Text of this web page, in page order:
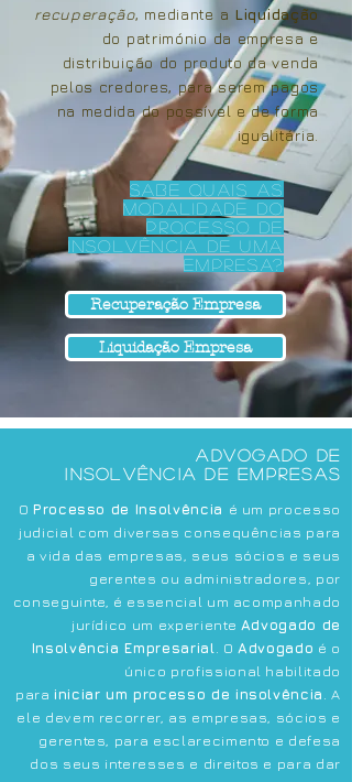
recuperação, mediante a Liquidação
do património da empresa e
distribuição do produto da venda
pelos credores, para serem pagos
na medida do possível e de forma
igualitária.
Sabe quais as
Modalidade do
processo de
insolvência de uma
empresa?
Recuperação Empresa
Liquidação Empresa
Advogado de
Insolvência de Empresas
O Processo de Insolvência é um processo
judicial com diversas consequências para
a vida das empresas, seus sócios e seus
gerentes ou administradores, por
conseguinte, é essencial um acompanhado
jurídico um experiente Advogado de
Insolvência Empresarial
O Advogado é o
único profissional habilitado
parainiciar um processo de insolvência . A
ele devem recorrer, as empresas, sócios e
gerentes, para esclarecimento e defesa
dos seus interesses e direitos e para dar